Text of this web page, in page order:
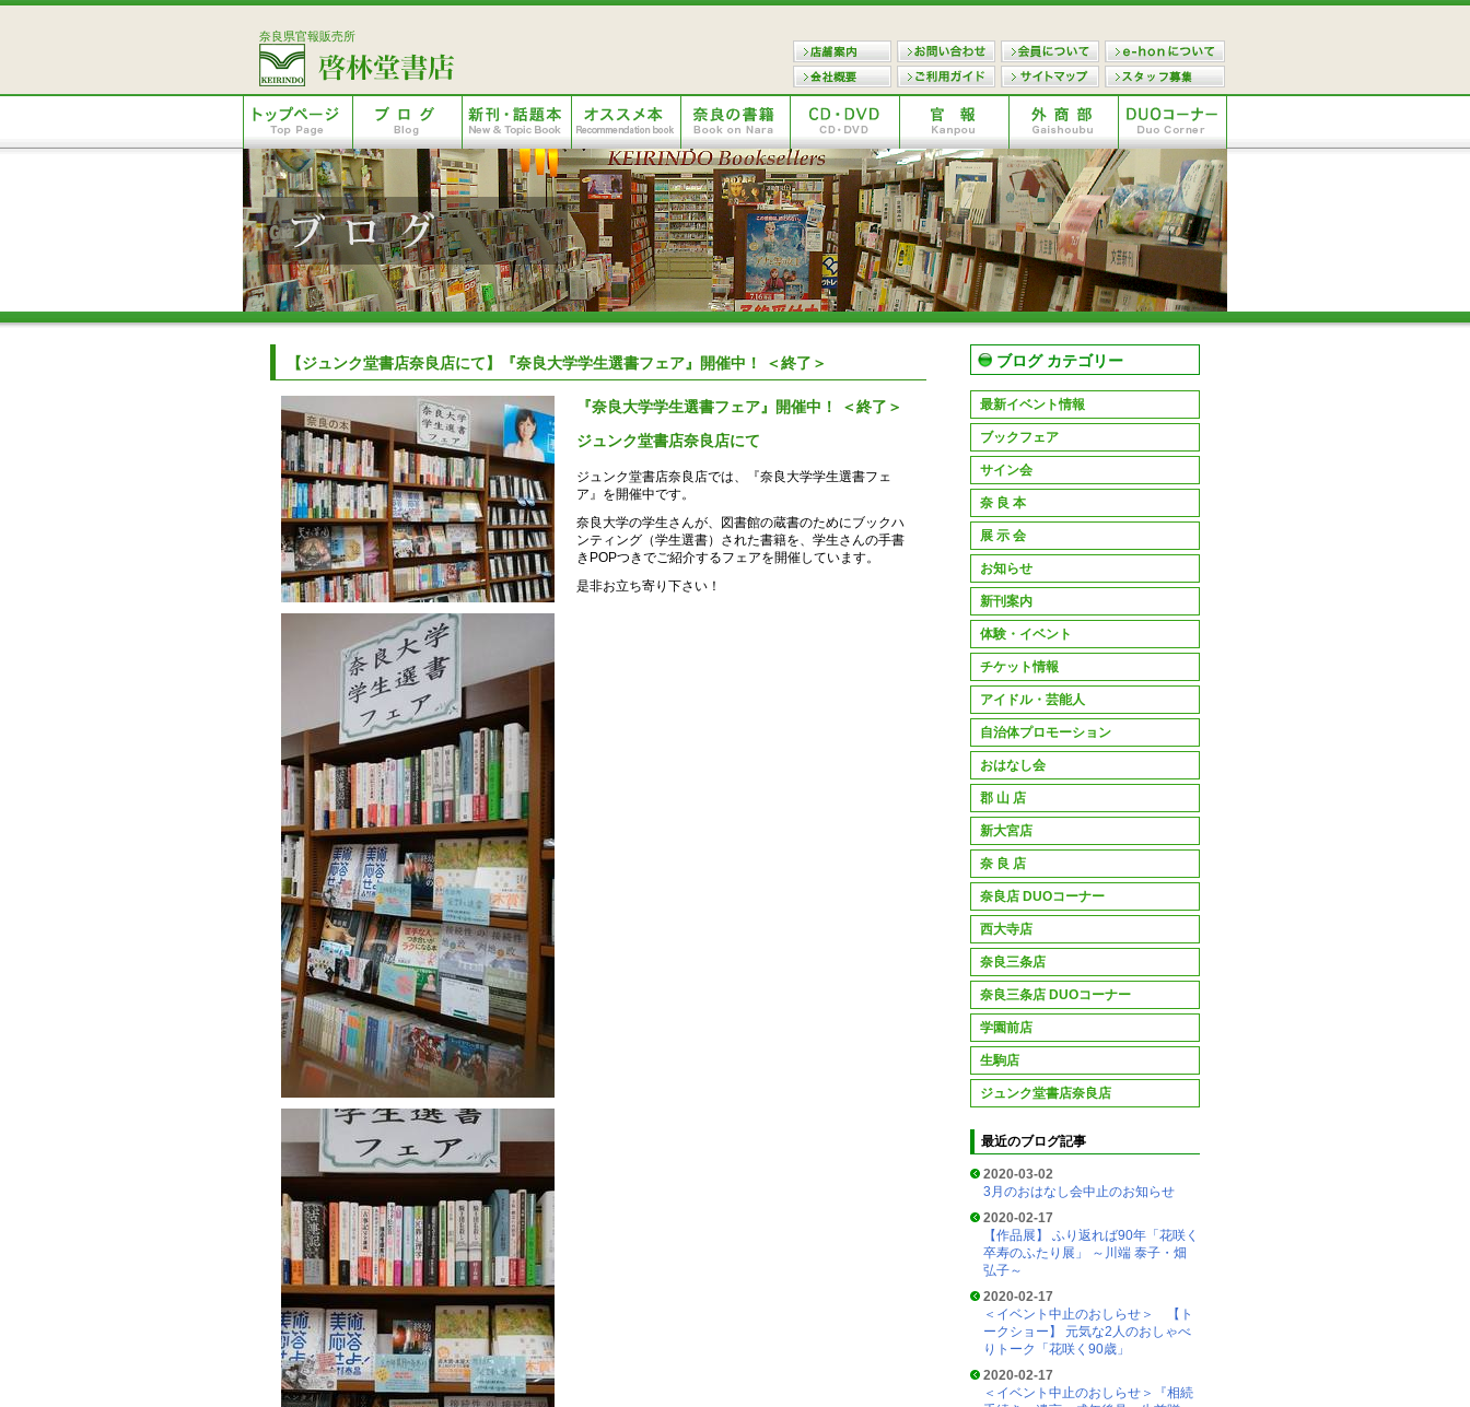
奈良県官報販売所
【ジュンク堂書店奈良店にて】『奈良大学学生選書フェア』開催中！ ＜終了＞
『奈良大学学生選書フェア』開催中！ ＜終了＞
ジュンク堂書店奈良店にて
ジュンク堂書店奈良店では、『奈良大学学生選書フェ
ア』を開催中です。
奈良大学の学生さんが、図書館の蔵書のためにブックハ
ンティング（学生選書）された書籍を、学生さんの手書
きPOPつきでご紹介するフェアを開催しています。
是非お立ち寄り下さい！
ブログ カテゴリー
最新イベント情報
ブックフェア
サイン会
奈 良 本
展 示 会
お知らせ
新刊案内
体験・イベント
チケット情報
アイドル・芸能人
自治体プロモーション
おはなし会
郡 山 店
新大宮店
奈 良 店
奈良店 DUOコーナー
西大寺店
奈良三条店
奈良三条店 DUOコーナー
学園前店
生駒店
ジュンク堂書店奈良店
最近のブログ記事
2020-03-02
3月のおはなし会中止のお知らせ
2020-02-17
【作品展】 ふり返れば90年「花咲く
卒寿のふたり展」 ～川端 泰子・畑
弘子～
2020-02-17
＜イベント中止のおしらせ＞ 【ト
ークショー】 元気な2人のおしゃべ
りトーク「花咲く90歳」
2020-02-17
＜イベント中止のおしらせ＞『相続